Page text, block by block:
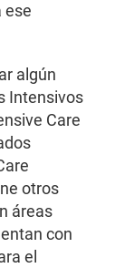
ese
algún
Intensivos
Care
otros
áreas
con
el